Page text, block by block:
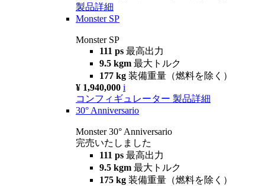
製品詳細
Monster SP
Monster SP
111 ps 最高出力
9.5 kgm 最大トルク
177 kg 装備重量（燃料を除く）
¥ 1,940,000 i
コンフィギュレーター 製品詳細
30° Anniversario
Monster 30° Anniversario
完売いたしました
111 ps 最高出力
9.5 kgm 最大トルク
175 kg 装備重量（燃料を除く）